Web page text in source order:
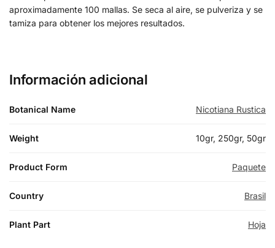
aproximadamente 100 mallas. Se seca al aire, se pulveriza y se
tamiza para obtener los mejores resultados.
Información adicional
Botanical Name Nicotiana Rustica
Weight 10gr, 250gr, 50gr
Product Form Paquete
Country Brasil
Plant Part Hoja